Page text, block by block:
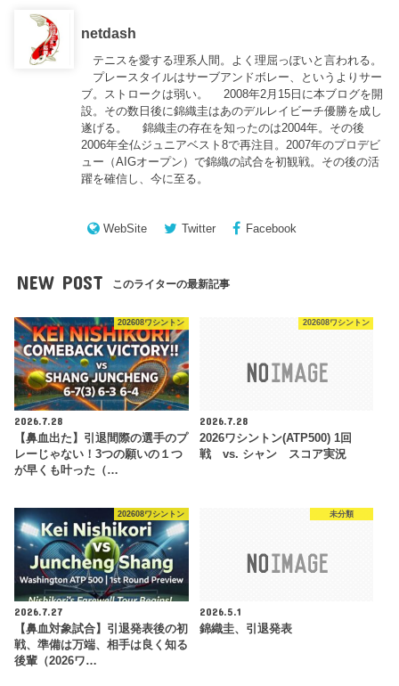
netdash
テニスを愛する理系人間。よく理屈っぽいと言われる。
プレースタイルはサーブアンドボレー、というよりサー
ブ。ストロークは弱い。 2008年2月15日に本ブログを開
設。その数日後に錦織圭はあのデルレイビーチ優勝を成し
遂げる。 錦織圭の存在を知ったのは2004年。その後
2006年全仏ジュニアベスト8で再注目。2007年のプロデビ
ュー（AIGオープン）で錦織の試合を初観戦。その後の活
躍を確信し、今に至る。
WebSite Twitter Facebook
NEW POST このライターの最新記事
202608ワシントン
2026.7.28
【鼻血出た】引退間際の選手のプ
レーじゃない！3つの願いの１つ
が早くも叶った（…
202608ワシントン
2026.7.28
2026ワシントン(ATP500) 1回
戦 vs. シャン スコア実況
202608ワシントン
2026.7.27
【鼻血対象試合】引退発表後の初
戦、準備は万端、相手は良く知る
後輩（2026ワ…
未分類
2026.5.1
錦織圭、引退発表